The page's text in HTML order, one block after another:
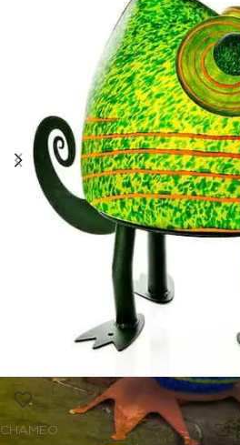
CHAMEO